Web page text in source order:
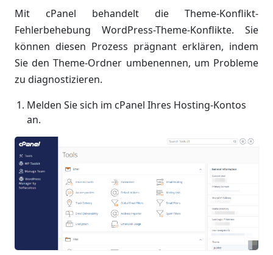
Mit cPanel behandelt die Theme-Konflikt-
Fehlerbehebung WordPress-Theme-Konflikte. Sie
können diesen Prozess prägnant erklären, indem
Sie den Theme-Ordner umbenennen, um Probleme
zu diagnostizieren.
Melden Sie sich im cPanel Ihres Hosting-Kontos
an.